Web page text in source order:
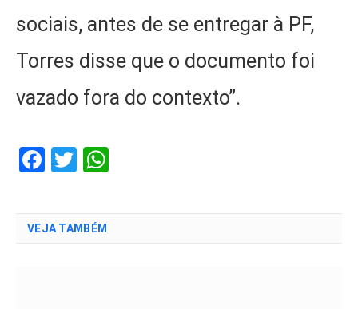
sociais, antes de se entregar à PF,
Torres disse que o documento foi
vazado fora do contexto”.
Facebook
Twitter
VEJA TAMBÉM